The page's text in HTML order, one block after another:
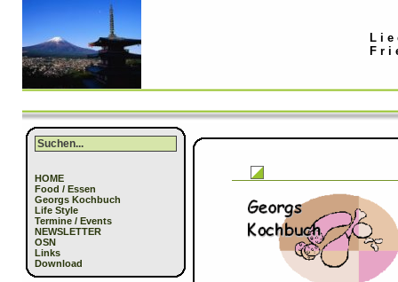
HOME
Food / Essen
Georgs Kochbuch
Life Style
Termine / Events
NEWSLETTER
OSN
Links
Download